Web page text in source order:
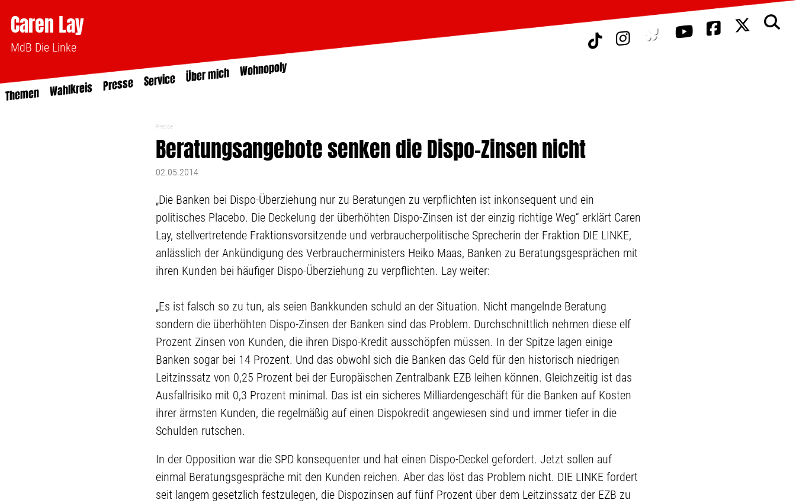
Caren Lay
MdB Die Linke
Themen Wahlkreis Presse Service Über mich Wohnopoly
Presse
Beratungsangebote senken die Dispo-Zinsen nicht
02.05.2014
„Die Banken bei Dispo-Überziehung nur zu Beratungen zu verpflichten ist inkonsequent und ein
politisches Placebo. Die Deckelung der überhöhten Dispo-Zinsen ist der einzig richtige Weg“ erklärt Caren
Lay, stellvertretende Fraktionsvorsitzende und verbraucherpolitische Sprecherin der Fraktion DIE LINKE,
anlässlich der Ankündigung des Verbraucherministers Heiko Maas, Banken zu Beratungsgesprächen mit
ihren Kunden bei häufiger Dispo-Überziehung zu verpflichten. Lay weiter:
„Es ist falsch so zu tun, als seien Bankkunden schuld an der Situation. Nicht mangelnde Beratung
sondern die überhöhten Dispo-Zinsen der Banken sind das Problem. Durchschnittlich nehmen diese elf
Prozent Zinsen von Kunden, die ihren Dispo-Kredit ausschöpfen müssen. In der Spitze lagen einige
Banken sogar bei 14 Prozent. Und das obwohl sich die Banken das Geld für den historisch niedrigen
Leitzinssatz von 0,25 Prozent bei der Europäischen Zentralbank EZB leihen können. Gleichzeitig ist das
Ausfallrisiko mit 0,3 Prozent minimal. Das ist ein sicheres Milliardengeschäft für die Banken auf Kosten
ihrer ärmsten Kunden, die regelmäßig auf einen Dispokredit angewiesen sind und immer tiefer in die
Schulden rutschen.
In der Opposition war die SPD konsequenter und hat einen Dispo-Deckel gefordert. Jetzt sollen auf
einmal Beratungsgespräche mit den Kunden reichen. Aber das löst das Problem nicht. DIE LINKE fordert
seit langem gesetzlich festzulegen, die Dispozinsen auf fünf Prozent über dem Leitzinssatz der EZB zu